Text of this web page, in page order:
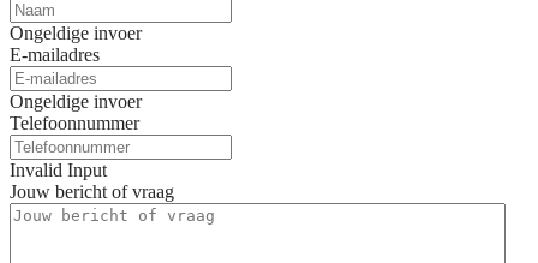
Ongeldige invoer
E-mailadres
Ongeldige invoer
Telefoonnummer
Invalid Input
Jouw bericht of vraag